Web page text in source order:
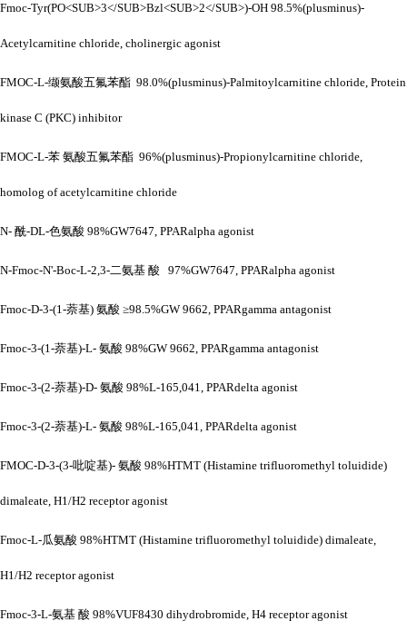
Fmoc-Tyr(PO<SUB>3</SUB>Bzl<SUB>2</SUB>)-OH 98.5%(plusminus)-
Acetylcarnitine chloride, cholinergic agonist
FMOC-L-缬氨酸五氟苯酯 98.0%(plusminus)-Palmitoylcarnitine chloride, Protein
kinase C (PKC) inhibitor
FMOC-L-苯 氨酸五氟苯酯 96%(plusminus)-Propionylcarnitine chloride,
homolog of acetylcarnitine chloride
N- 酰-DL-色氨酸 98%GW7647, PPARalpha agonist
N-Fmoc-N'-Boc-L-2,3-二氨基 酸 97%GW7647, PPARalpha agonist
Fmoc-D-3-(1-萘基) 氨酸 ≥98.5%GW 9662, PPARgamma antagonist
Fmoc-3-(1-萘基)-L- 氨酸 98%GW 9662, PPARgamma antagonist
Fmoc-3-(2-萘基)-D- 氨酸 98%L-165,041, PPARdelta agonist
Fmoc-3-(2-萘基)-L- 氨酸 98%L-165,041, PPARdelta agonist
FMOC-D-3-(3-吡啶基)- 氨酸 98%HTMT (Histamine trifluoromethyl toluidide)
dimaleate, H1/H2 receptor agonist
Fmoc-L-瓜氨酸 98%HTMT (Histamine trifluoromethyl toluidide) dimaleate,
H1/H2 receptor agonist
Fmoc-3-L-氨基 酸 98%VUF8430 dihydrobromide, H4 receptor agonist